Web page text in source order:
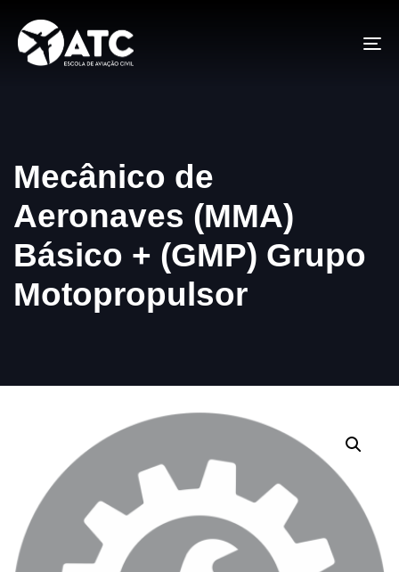
Mecânico de
Aeronaves (MMA)
Básico + (GMP) Grupo
Motopropulsor